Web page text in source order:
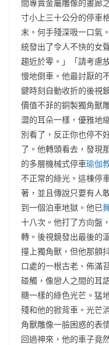
間專賣金屬雕像的畫廊
寸小上三十公分的停車
末。何手殘深吸一口氣
統發出了令人不快的女
趨近於零。」「請考慮
慢地倒車。他最討厭的
鍵時刻自動收折的後視
價值不菲的銅製獨角獸
澀的耳朵一樣，優雅地
別看了，反正你也停不
了。他轉頭看去，發現
的多層機械式停車瑜伽
不正常的綠光。這棟停
著，並且傳說只要有人
到一個泊車地獄。他已
十八次。他打了方向盤
轉。後視鏡發出最後的
撞上獨角獸，但他那顫
口處的一根古老、佈滿
碰觸，像戀人之間的耳
糖一樣的綠色光芒。猛
殘和他的掀背車。光芒
角獸雕像一臉困惑的表
回過神來，他的車子竟